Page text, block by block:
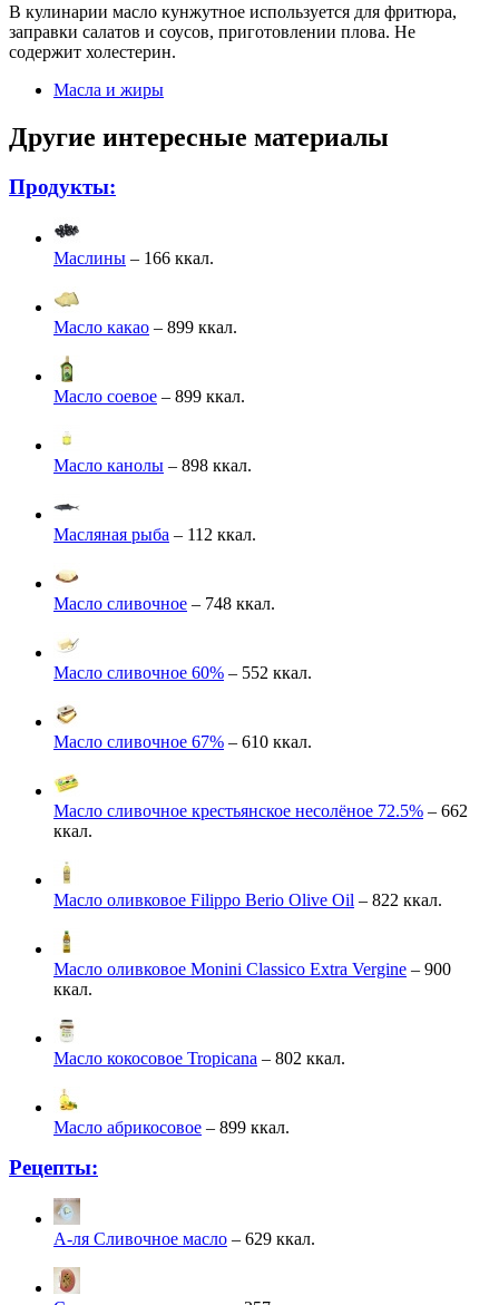
В кулинарии масло кунжутное используется для фритюра,
заправки салатов и соусов, приготовлении плова. Не
содержит холестерин.
Масла и жиры
Другие интересные материалы
Продукты:
Маслины – 166 ккал.
Масло какао – 899 ккал.
Масло соевое – 899 ккал.
Масло канолы – 898 ккал.
Масляная рыба – 112 ккал.
Масло сливочное – 748 ккал.
Масло сливочное 60% – 552 ккал.
Масло сливочное 67% – 610 ккал.
Масло сливочное крестьянское несолёное 72.5% – 662
ккал.
Масло оливковое Filippo Berio Olive Oil – 822 ккал.
Масло оливковое Monini Classico Extra Vergine – 900
ккал.
Масло кокосовое Tropicana – 802 ккал.
Масло абрикосовое – 899 ккал.
Рецепты:
А-ля Сливочное масло – 629 ккал.